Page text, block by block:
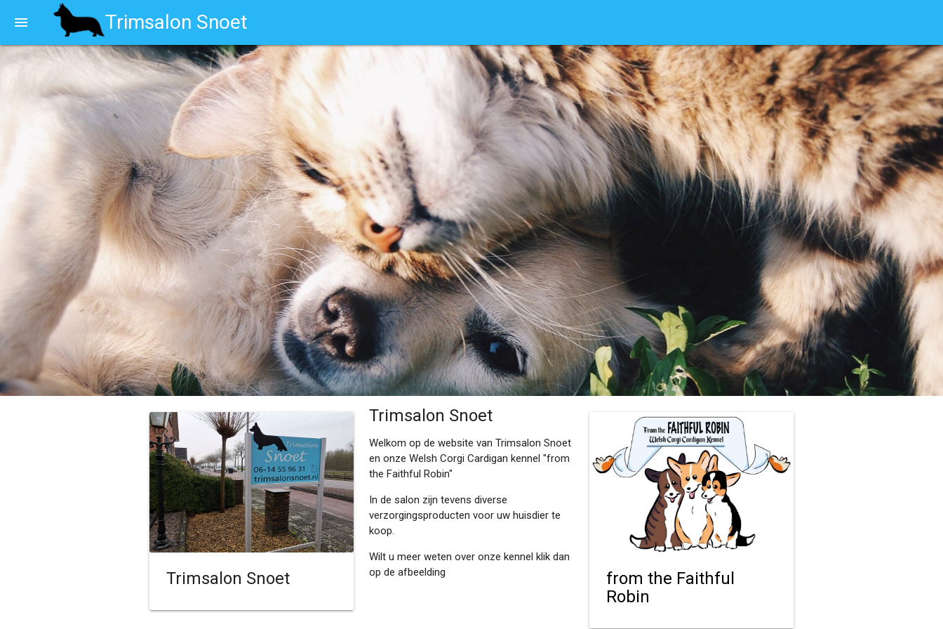
Trimsalon Snoet
menu
Trimsalon Snoet
Trimsalon Snoet
Welkom op de website van Trimsalon Snoet
en onze Welsh Corgi Cardigan kennel "from
the Faithful Robin"
In de salon zijn tevens diverse
verzorgingsproducten voor uw huisdier te
koop.
Wilt u meer weten over onze kennel klik dan
op de afbeelding
from the Faithful
Robin